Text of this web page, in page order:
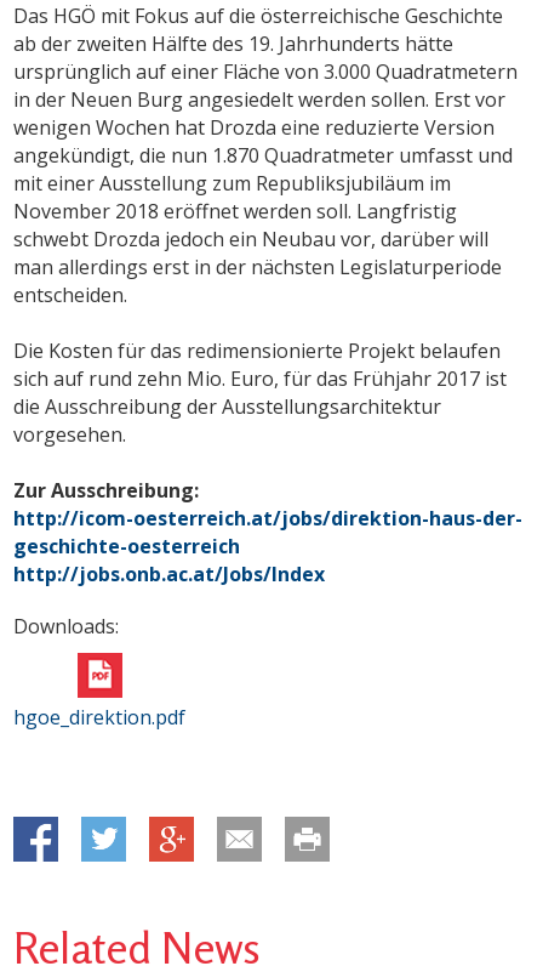
Das HGÖ mit Fokus auf die österreichische Geschichte
ab der zweiten Hälfte des 19. Jahrhunderts hätte
ursprünglich auf einer Fläche von 3.000 Quadratmetern
in der Neuen Burg angesiedelt werden sollen. Erst vor
wenigen Wochen hat Drozda eine reduzierte Version
angekündigt, die nun 1.870 Quadratmeter umfasst und
mit einer Ausstellung zum Republiksjubiläum im
November 2018 eröffnet werden soll. Langfristig
schwebt Drozda jedoch ein Neubau vor, darüber will
man allerdings erst in der nächsten Legislaturperiode
entscheiden.
Die Kosten für das redimensionierte Projekt belaufen
sich auf rund zehn Mio. Euro, für das Frühjahr 2017 ist
die Ausschreibung der Ausstellungsarchitektur
vorgesehen.
Zur Ausschreibung:
http://icom-oesterreich.at/jobs/direktion-haus-der-
geschichte-oesterreich
http://jobs.onb.ac.at/Jobs/Index
Downloads:
hgoe_direktion.pdf
Related News